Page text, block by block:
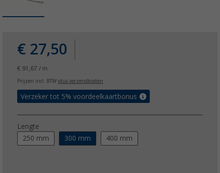
€ 27,50
€ 91,67 / m
Prijzen incl. BTW plus verzendkosten
Verzeker tot 5% voordeelkaartbonus
Lengte
250 mm
300 mm 400 mm